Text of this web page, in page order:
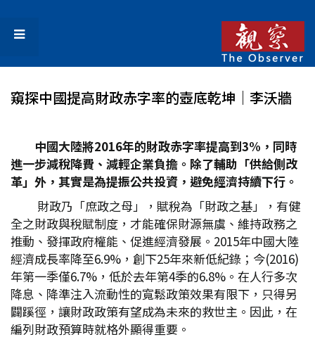
窺探中國提高財政赤字率的壺底乾坤｜李沃牆
中國大陸將2016年的財政赤字率提高到3%，同時
進一步減稅降費、減輕企業負擔。除了輔助「供給側改
革」外，其實是為提振公共投資，避免經濟持續下行。
財政乃「庶政之母」，賦稅為「財政之基」，有健
全之財政與稅賦制度，才能確保財源無虞、維持政務之
推動、發揮政府權能、促進經濟發展。2015年中國大陸
經濟成長率降至6.9%，創下25年來新低紀錄；今(2016)
年第一季僅6.7%，低於去年第4季的6.8%。在人行多次
降息、降準注入流動性的寬鬆政策效果有限下，只得另
闢蹊徑，讓財政政策有望成為未來的救世主。因此，在
編列財政預算時就格外顯得重要。